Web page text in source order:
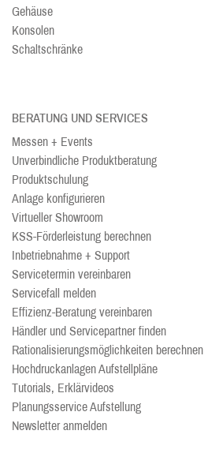
Gehäuse
Konsolen
Schaltschränke
BERATUNG UND SERVICES
Messen + Events
Unverbindliche Produktberatung
Produktschulung
Anlage konfigurieren
Virtueller Showroom
KSS-Förderleistung berechnen
Inbetriebnahme + Support
Servicetermin vereinbaren
Servicefall melden
Effizienz-Beratung vereinbaren
Händler und Servicepartner finden
Rationalisierungsmöglichkeiten berechnen
Hochdruckanlagen Aufstellpläne
Tutorials, Erklärvideos
Planungsservice Aufstellung
Newsletter anmelden